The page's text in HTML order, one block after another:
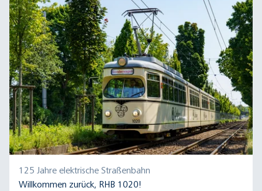
125 Jahre elektrische Straßenbahn
Willkommen zurück, RHB 1020!